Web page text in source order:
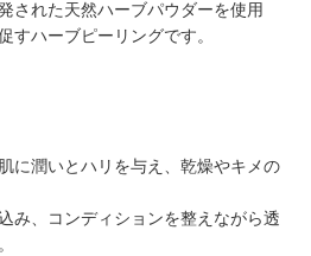
された天然ハーブパウダーを使用
すハーブピーリングです。
に潤いとハリを与え、乾燥やキメの
み、コンディションを整えながら透